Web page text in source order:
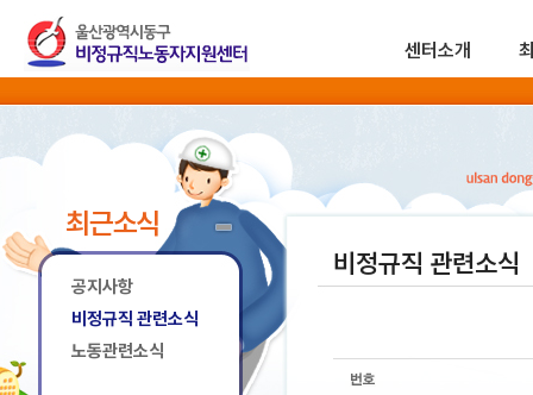
센터소개
최근소식
공지사항
비정규직 관련소식
노동관련소식
비정규직 관련소식